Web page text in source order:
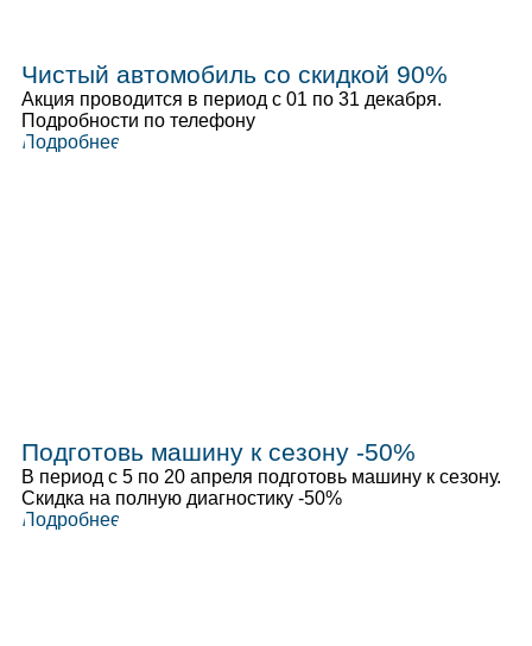
Чистый автомобиль со скидкой 90%
Акция проводится в период с 01 по 31 декабря.
Подробности по телефону
Подробнее
Подготовь машину к сезону -50%
В период с 5 по 20 апреля подготовь машину к сезону.
Скидка на полную диагностику -50%
Подробнее